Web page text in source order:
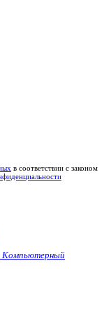
в соответствии с законом
Компьютерный